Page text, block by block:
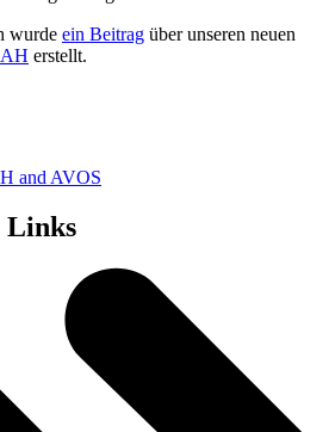
wurde ein Beitrag über unseren neuen
erstellt.
Links